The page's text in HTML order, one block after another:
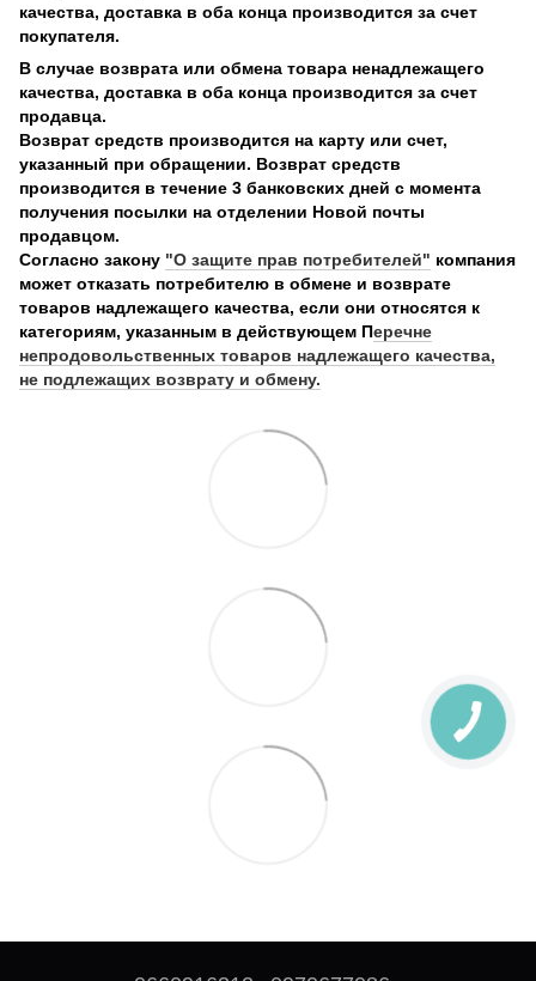
качества, доставка в оба конца производится за счет
покупателя.
В случае возврата или обмена товара ненадлежащего
качества, доставка в оба конца производится за счет
продавца.
Возврат средств производится на карту или счет,
указанный при обращении. Возврат средств
производится в течение 3 банковских дней с момента
получения посылки на отделении Новой почты
продавцом.
Согласно закону "О защите прав потребителей" компания
может отказать потребителю в обмене и возврате
товаров надлежащего качества, если они относятся к
категориям, указанным в действующем Перечне
непродовольственных товаров надлежащего качества,
не подлежащих возврату и обмену.